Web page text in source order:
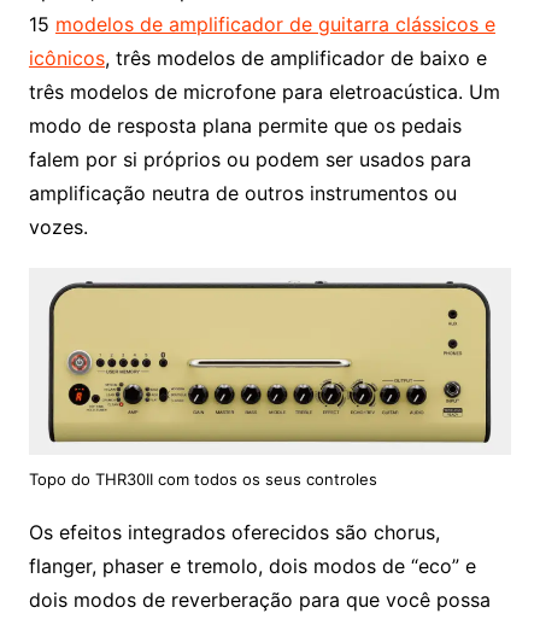
15 modelos de amplificador de guitarra clássicos e
icônicos, três modelos de amplificador de baixo e
três modelos de microfone para eletroacústica. Um
modo de resposta plana permite que os pedais
falem por si próprios ou podem ser usados ​​para
amplificação neutra de outros instrumentos ou
vozes.
Topo do THR30II com todos os seus controles
Os efeitos integrados oferecidos são chorus,
flanger, phaser e tremolo, dois modos de “eco” e
dois modos de reverberação para que você possa